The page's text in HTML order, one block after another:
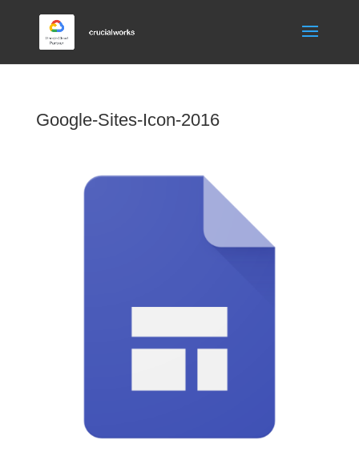
Google-Sites-Icon-2016